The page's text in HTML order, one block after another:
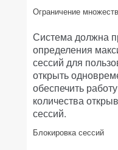
Ограничение
Система должна
определения
сессий для
открыть
обеспечить
количества
сессий.
Блокировка сессий